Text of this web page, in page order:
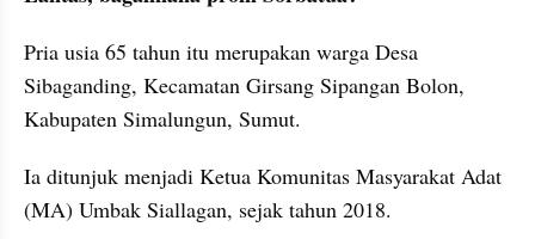
Pria usia 65 tahun itu merupakan warga Desa
Sibaganding, Kecamatan Girsang Sipangan Bolon,
Kabupaten Simalungun, Sumut.
Ia ditunjuk menjadi Ketua Komunitas Masyarakat Adat
(MA) Umbak Siallagan, sejak tahun 2018.